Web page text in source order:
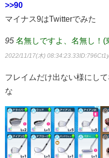
>>90
マイナス9はTwitterでみた
95 名無しですよ、名無し！(
2022/11/17(木) 08:34:23.33
フレイムだけ出ない様にし
な